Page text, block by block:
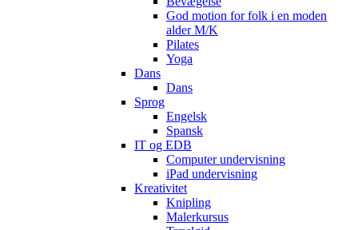
God motion for folk i en moden
alder M/K
Pilates
Yoga
Dans
Dans
Sprog
Engelsk
Spansk
IT og EDB
Computer undervisning
iPad undervisning
Kreativitet
Knipling
Malerkursus